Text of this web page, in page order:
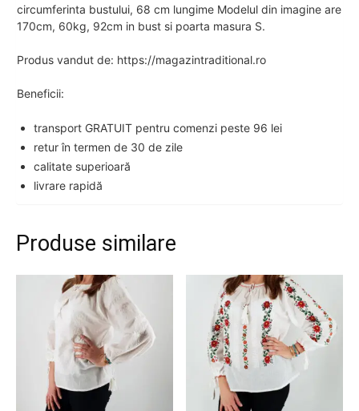
circumferinta bustului, 68 cm lungime Modelul din imagine are
170cm, 60kg, 92cm in bust si poarta masura S.
Produs vandut de: https://magazintraditional.ro
Beneficii:
transport GRATUIT pentru comenzi peste 96 lei
retur în termen de 30 de zile
calitate superioară
livrare rapidă
Produse similare